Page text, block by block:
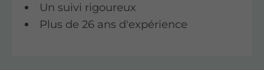
Un suivi rigoureux
Plus de 26 ans d'expérience